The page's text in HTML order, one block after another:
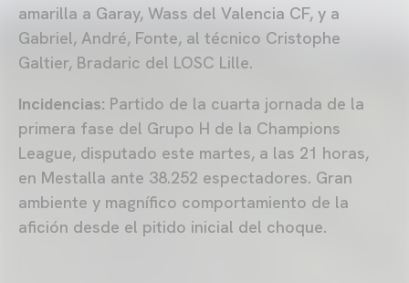
amarilla a Garay, Wass del Valencia CF, y a
Gabriel, André, Fonte, al técnico Cristophe
Galtier, Bradaric del LOSC Lille.
Incidencias: Partido de la cuarta jornada de la
primera fase del Grupo H de la Champions
League, disputado este martes, a las 21 horas,
en Mestalla ante 38.252 espectadores. Gran
ambiente y magnífico comportamiento de la
afición desde el pitido inicial del choque.